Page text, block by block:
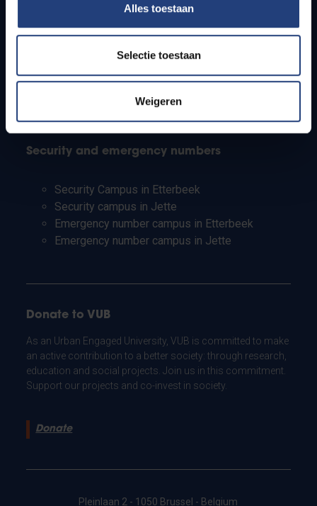
Alles toestaan
Selectie toestaan
Weigeren
Students
PhD students
Teachers and secondary schools
Working students
Security and emergency numbers
Security Campus in Etterbeek
Security campus in Jette
Emergency number campus in Etterbeek
Emergency number campus in Jette
Donate to VUB
As an Urban Engaged University, VUB is committed to make
an active contribution to a better society: through research,
education and social projects. Join us in this commitment.
Support our projects and co-invest in society.
Donate
Pleinlaan 2 - 1050 Brussel - Belgium